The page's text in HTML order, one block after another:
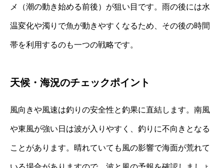
メ（潮の動き始める前後）が狙い目です。雨の後には水
温変化や濁りで魚が動きやすくなるため、その後の時間
帯を利用するのも一つの戦略です。
天候・海況のチェックポイント
風向きや風速は釣りの安全性と釣果に直結します。南風
や東風が強い日は波が入りやすく、釣りに不向きとなる
ことがあります。晴れていても風の影響で海面が荒れて